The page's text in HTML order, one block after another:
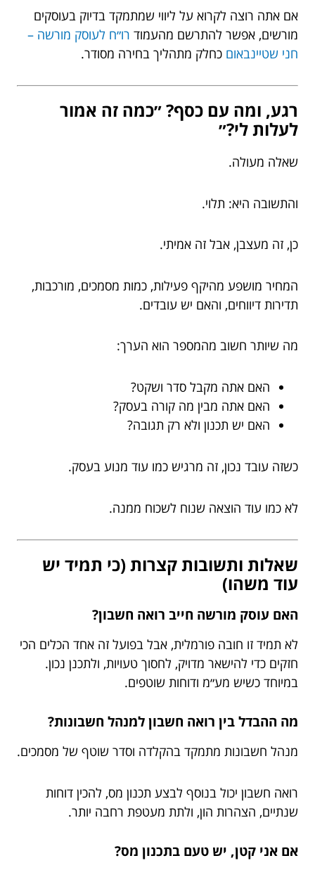
אם אתה רוצה לקרוא על ליווי שמתמקד בדיוק בעוסקים
מורשים, אפשר להתרשם מהעמוד רו״ח לעוסק מורשה –
חני שטיינבאום כחלק מתהליך בחירה מסודר.
רגע, ומה עם כסף? ״כמה זה אמור
לעלות לי?״
שאלה מעולה.
והתשובה היא: תלוי.
כן, זה מעצבן, אבל זה אמיתי.
המחיר מושפע מהיקף פעילות, כמות מסמכים, מורכבות,
תדירות דיווחים, והאם יש עובדים.
מה שיותר חשוב מהמספר הוא הערך:
האם אתה מקבל סדר ושקט?
האם אתה מבין מה קורה בעסק?
האם יש תכנון ולא רק תגובה?
כשזה עובד נכון, זה מרגיש כמו עוד מנוע בעסק.
לא כמו עוד הוצאה שנוח לשכוח ממנה.
שאלות ותשובות קצרות (כי תמיד יש
עוד משהו)
האם עוסק מורשה חייב רואה חשבון?
לא תמיד זו חובה פורמלית, אבל בפועל זה אחד הכלים הכי
חזקים כדי להישאר מדויק, לחסוך טעויות, ולתכנן נכון.
במיוחד כשיש מע״מ ודוחות שוטפים.
מה ההבדל בין רואה חשבון למנהל חשבונות?
מנהל חשבונות מתמקד בהקלדה וסדר שוטף של מסמכים.
רואה חשבון יכול בנוסף לבצע תכנון מס, להכין דוחות
שנתיים, הצהרות הון, ולתת מעטפת רחבה יותר.
אם אני קטן, יש טעם בתכנון מס?